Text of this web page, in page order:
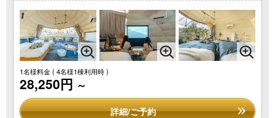
1名様料金( 4名様1棟利用時 )
28,250円 ～
詳細/ご予約